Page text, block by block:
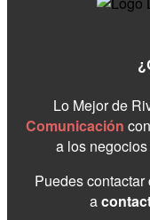
Lo Mejor de
Comunicación
a los
Puedes
a